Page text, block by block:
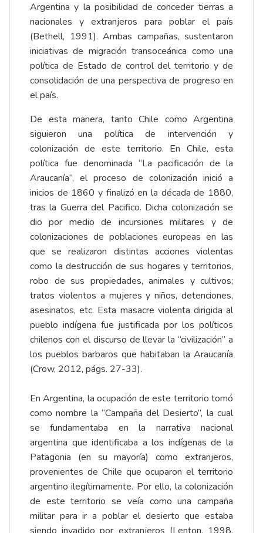
Argentina y la posibilidad de conceder tierras a
nacionales y extranjeros para poblar el país
(Bethell, 1991). Ambas campañas, sustentaron
iniciativas de migración transoceánica como una
política de Estado de control del territorio y de
consolidación de una perspectiva de progreso en
el país.
De esta manera, tanto Chile como Argentina
siguieron una política de intervención y
colonización de este territorio. En Chile, esta
política fue denominada “La pacificación de la
Araucanía”, el proceso de colonización inició a
inicios de 1860 y finalizó en la década de 1880,
tras la Guerra del Pacifico. Dicha colonización se
dio por medio de incursiones militares y de
colonizaciones de poblaciones europeas en las
que se realizaron distintas acciones violentas
como la destrucción de sus hogares y territorios,
robo de sus propiedades, animales y cultivos;
tratos violentos a mujeres y niños, detenciones,
asesinatos, etc. Esta masacre violenta dirigida al
pueblo indígena fue justificada por los políticos
chilenos con el discurso de llevar la “civilización” a
los pueblos barbaros que habitaban la Araucanía
(Crow, 2012, págs. 27-33).
En Argentina, la ocupación de este territorio tomó
como nombre la “Campaña del Desierto”, la cual
se fundamentaba en la narrativa nacional
argentina que identificaba a los indígenas de la
Patagonia (en su mayoría) como extranjeros,
provenientes de Chile que ocuparon el territorio
argentino ilegítimamente. Por ello, la colonización
de este territorio se veía como una campaña
militar para ir a poblar el desierto que estaba